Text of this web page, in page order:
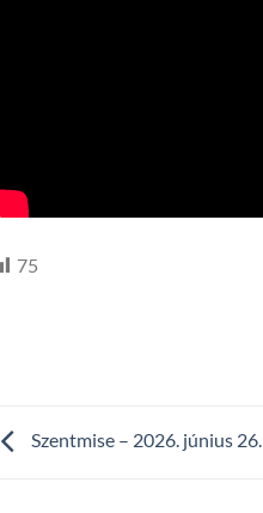
75
Szentmise – 2026. június 26.